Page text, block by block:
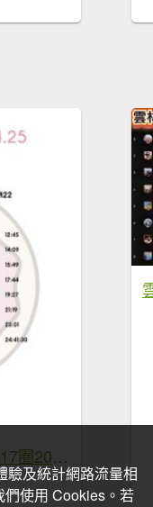
火炎山甜甜圈賽(無限循環)17圈2026年4月25~26日
驗及統計網路流量相
使用 Cookies。若